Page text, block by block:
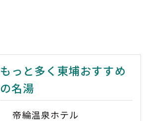
もっと多く東埔おすすめ
の名湯
帝綸温泉ホテル